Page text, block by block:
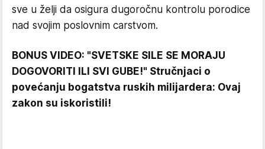
sve u želji da osigura dugoročnu kontrolu porodice
nad svojim poslovnim carstvom.
BONUS VIDEO: "SVETSKE SILE SE MORAJU
DOGOVORITI ILI SVI GUBE!" Stručnjaci o
povećanju bogatstva ruskih milijardera: Ovaj
zakon su iskoristili!